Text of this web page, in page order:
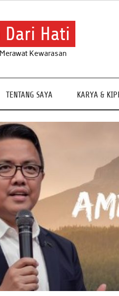
Dari Hati
Kewarasan
TENTANG SAYA KARYA &